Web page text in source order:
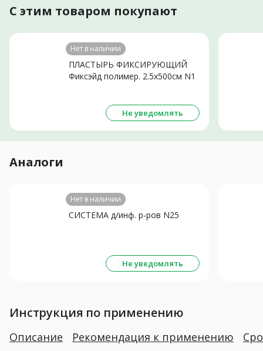
С этим товаром покупают
Нет в наличии
ПЛАСТЫРЬ ФИКСИРУЮЩИЙ
Фиксэйд полимер. 2.5х500см N1
Не уведомлять
Аналоги
Нет в наличии
СИСТЕМА д/инф. р-ров N25
Не уведомлять
Инструкция по применению
Описание Рекомендация к применению